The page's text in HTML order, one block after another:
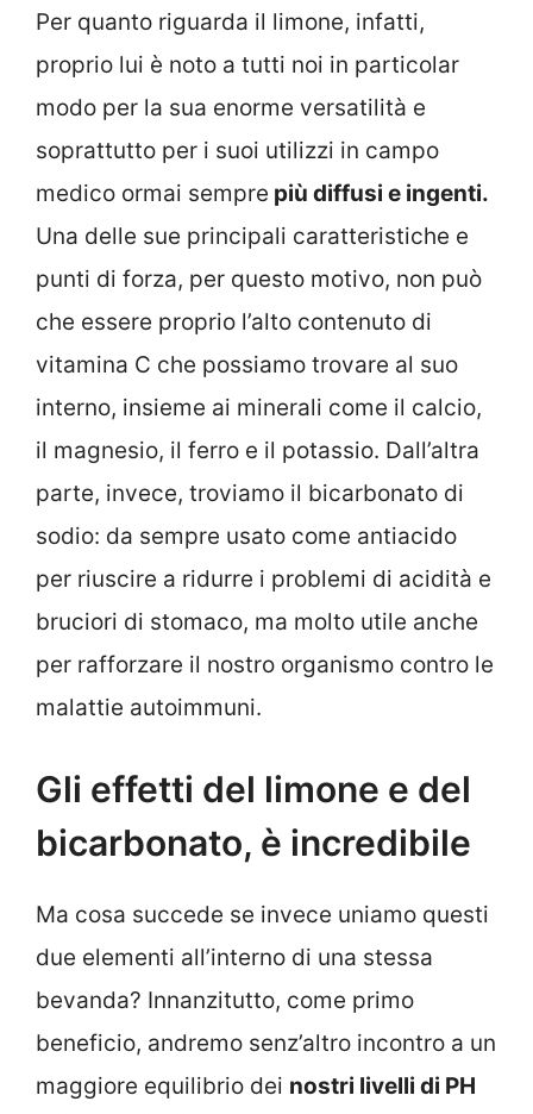
Per quanto riguarda il limone, infatti,
proprio lui è noto a tutti noi in particolar
modo per la sua enorme versatilità e
soprattutto per i suoi utilizzi in campo
medico ormai sempre più diffusi e ingenti.
Una delle sue principali caratteristiche e
punti di forza, per questo motivo, non può
che essere proprio l’alto contenuto di
vitamina C che possiamo trovare al suo
interno, insieme ai minerali come il calcio,
il magnesio, il ferro e il potassio. Dall’altra
parte, invece, troviamo il bicarbonato di
sodio: da sempre usato come antiacido
per riuscire a ridurre i problemi di acidità e
bruciori di stomaco, ma molto utile anche
per rafforzare il nostro organismo contro le
malattie autoimmuni.
Gli effetti del limone e del
bicarbonato, è incredibile
Ma cosa succede se invece uniamo questi
due elementi all’interno di una stessa
bevanda? Innanzitutto, come primo
beneficio, andremo senz’altro incontro a un
maggiore equilibrio dei nostri livelli di PH